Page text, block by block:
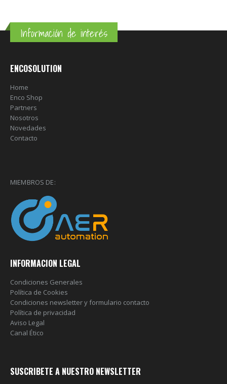
Información de interés
ENCOSOLUTION
Home
Enco Shop
Partners
Nosotros
Novedades
Contacto
MIEMBROS DE:
INFORMACION LEGAL
Condiciones Generales
Política de Cookies
Condiciones newsletter y formulario contacto
Política de privacidad
Aviso Legal
Canal Ético
SUSCRIBETE A NUESTRO NEWSLETTER